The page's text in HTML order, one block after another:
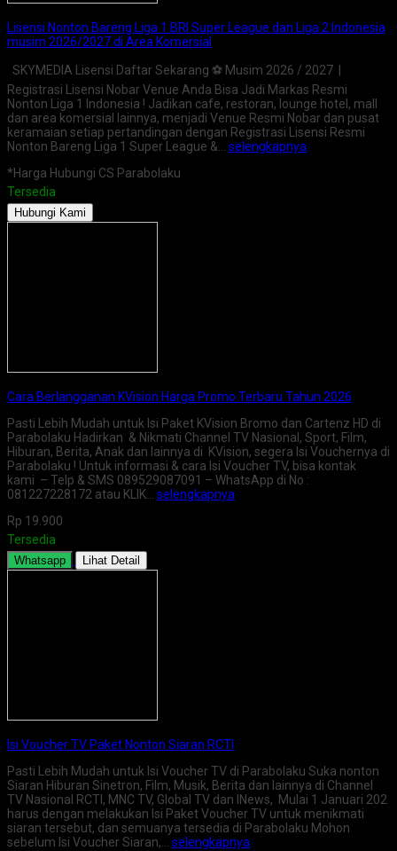
Lisensi Nonton Bareng Liga 1 BRI Super League dan Liga 2 Indonesia
musim 2026/2027 di Area Komersial
SKYMEDIA Lisensi Daftar Sekarang ⚽ Musim 2026 / 2027 |
Registrasi Lisensi Nobar Venue Anda Bisa Jadi Markas Resmi
Nonton Liga 1 Indonesia ! Jadikan cafe, restoran, lounge hotel, mall
dan area komersial lainnya, menjadi Venue Resmi Nobar dan pusat
keramaian setiap pertandingan dengan Registrasi Lisensi Resmi
Nonton Bareng Liga 1 Super League &… selengkapnya
*Harga Hubungi CS Parabolaku
Tersedia
Hubungi Kami
Cara Berlangganan KVision Harga Promo Terbaru Tahun 2026
Pasti Lebih Mudah untuk Isi Paket KVision Bromo dan Cartenz HD di
Parabolaku Hadirkan & Nikmati Channel TV Nasional, Sport, Film,
Hiburan, Berita, Anak dan lainnya di KVision, segera Isi Vouchernya di
Parabolaku ! Untuk informasi & cara Isi Voucher TV, bisa kontak
kami – Telp & SMS 089529087091 – WhatsApp di No :
081227228172 atau KLIK… selengkapnya
Rp 19.900
Tersedia
Whatsapp Lihat Detail
Isi Voucher TV Paket Nonton Siaran RCTI
Pasti Lebih Mudah untuk Isi Voucher TV di Parabolaku Suka nonton
Siaran Hiburan Sinetron, Film, Musik, Berita dan lainnya di Channel
TV Nasional RCTI, MNC TV, Global TV dan INews, Mulai 1 Januari 202
harus dengan melakukan Isi Paket Voucher TV untuk menikmati
siaran tersebut, dan semuanya tersedia di Parabolaku Mohon
sebelum Isi Voucher Siaran,… selengkapnya